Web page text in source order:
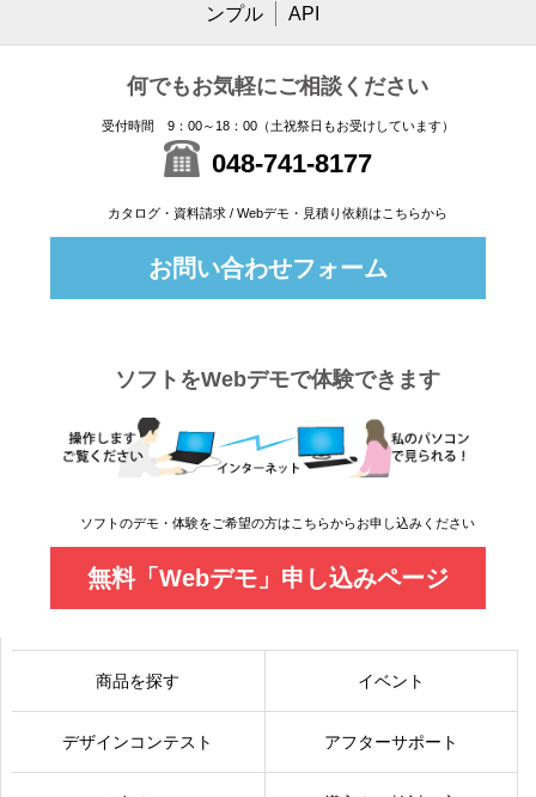
ンプル
API
何でもお気軽にご相談ください
受付時間 9：00～18：00（土祝祭日もお受けしています）
048-741-8177
カタログ・資料請求 / Webデモ・見積り依頼はこちらから
お問い合わせフォーム
ソフトをWebデモで体験できます
ソフトのデモ・体験をご希望の方はこちらからお申し込みください
無料「Webデモ」申し込みページ
商品を探す イベント
デザインコンテスト アフターサポート